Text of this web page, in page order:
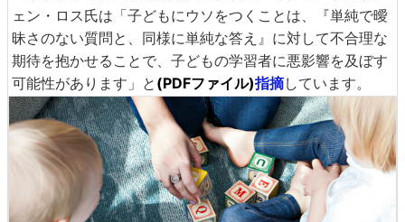
ェン・ロス氏は「子どもにウソをつくことは、『単純で曖
昧さのない質問と、同様に単純な答え』に対して不合理な
期待を抱かせることで、子どもの学習者に悪影響を及ぼす
可能性があります」と (PDFファイル)指摘しています。